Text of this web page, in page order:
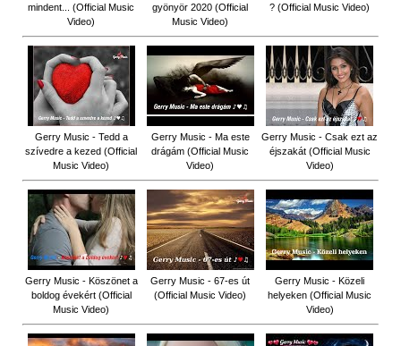
mindent... (Official Music
Video)
gyönyör 2020 (Official
Music Video)
? (Official Music Video)
Gerry Music - Tedd a
szívedre a kezed (Official
Music Video)
Gerry Music - Ma este
drágám (Official Music
Video)
Gerry Music - Csak ezt az
éjszakát (Official Music
Video)
Gerry Music - Köszönet a
boldog évekért (Official
Music Video)
Gerry Music - 67-es út
(Official Music Video)
Gerry Music - Közeli
helyeken (Official Music
Video)